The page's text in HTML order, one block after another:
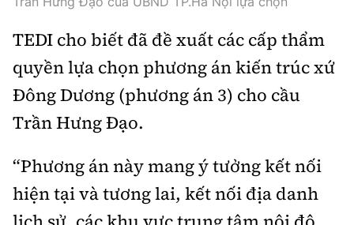
TEDI cho biết đã đề xuất các cấp thẩm
quyền lựa chọn phương án kiến trúc xứ
Đông Dương (phương án 3) cho cầu
Trần Hưng Đạo.
“Phương án này mang ý tưởng kết nối
hiện tại và tương lai, kết nối địa danh